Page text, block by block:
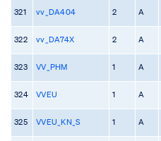
321 vv_DA404 2 A
322 vv_DA74X 2 A
323 VV_PHM 1 A
324 VVEU 1 A
325 VVEU_KN_S 1 A